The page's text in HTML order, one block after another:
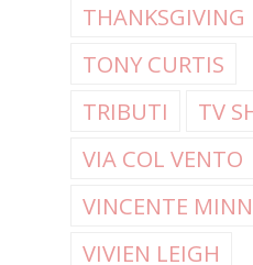
THANKSGIVING
TONY CURTIS
TRIBUTI
TV
VIA COL VENTO
VINCENTE
VIVIEN LEIGH